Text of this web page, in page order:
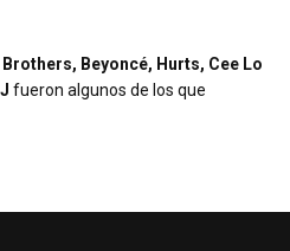
Beyoncé, Hurts, Cee Lo
fueron algunos de los que